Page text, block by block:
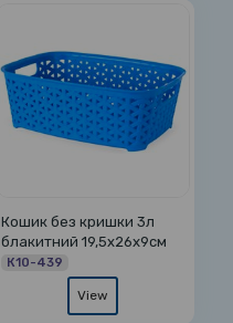
Кошик без кришки 3л
блакитний 19,5х26х9см
К10-439
View